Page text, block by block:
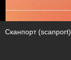
Сканпорт (scanport)